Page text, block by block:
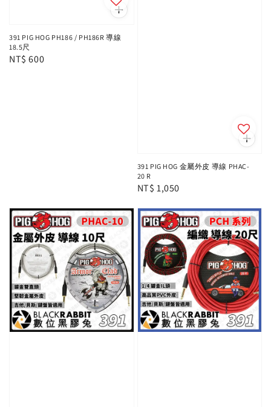
391 PIG HOG PH186 / PH186R 導線
18.5尺
Regular
NT$ 600
391 PIG HOG 金屬外皮 導線 PHAC-
20 R
Regular
NT$ 1,050